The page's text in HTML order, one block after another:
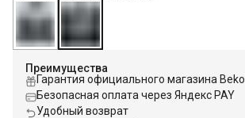
Преимущества
Гарантия официального магазина Beko
Безопасная оплата через Яндекс PAY
Удобный возврат